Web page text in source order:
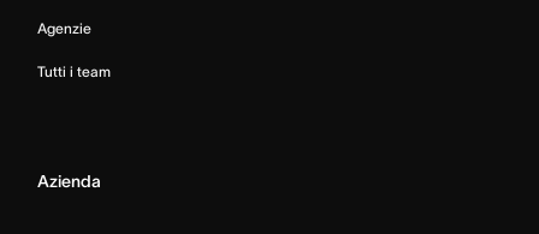
Agenzie
Tutti i team
Azienda